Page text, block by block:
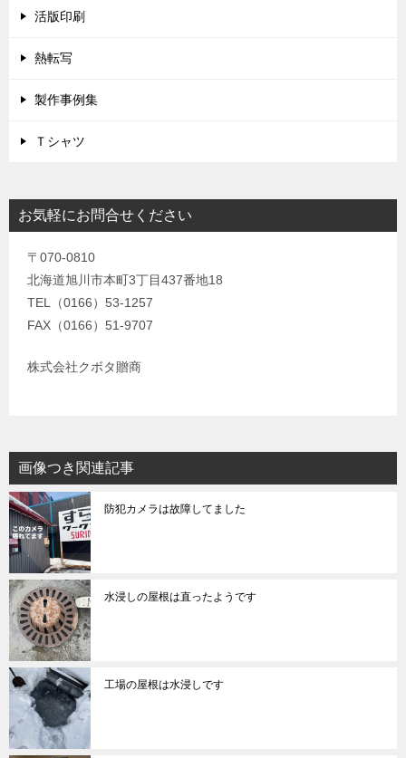
活版印刷
熱転写
製作事例集
Ｔシャツ
お気軽にお問合せください
〒070-0810
北海道旭川市本町3丁目437番地18
TEL（0166）53-1257
FAX（0166）51-9707
株式会社クボタ贈商
画像つき関連記事
防犯カメラは故障してました
水浸しの屋根は直ったようです
工場の屋根は水浸しです